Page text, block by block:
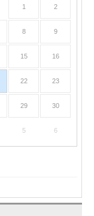
1 2
8 9
15 16
22 23
29 30
5 6